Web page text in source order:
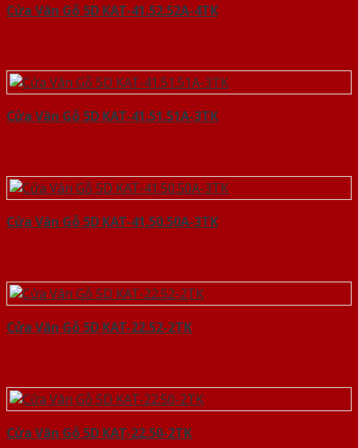
Cửa Vân Gỗ 5D KAT-41.52.52A-4TK
Cửa Vân Gỗ 5D KAT-41.51.51A-3TK
Cửa Vân Gỗ 5D KAT-41.50.50A-3TK
Cửa Vân Gỗ 5D KAT-22.52-2TK
Cửa Vân Gỗ 5D KAT-22.50-2TK